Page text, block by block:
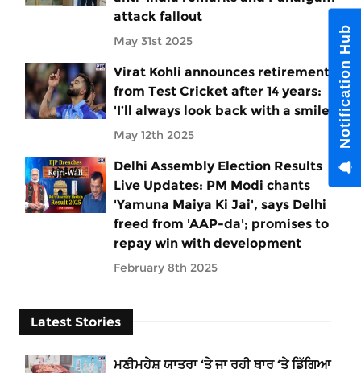
attack fallout
May 31st 2025
Virat Kohli announces retirement
from Test Cricket after 14 years:
'I’ll always look back with a smile'
May 12th 2025
Delhi Assembly Election Results
Live Updates: PM Modi chants
'Yamuna Maiya Ki Jai', says Delhi
freed from 'AAP-da'; promises to
repay win with development
February 8th 2025
Latest Stories
ਮਣੀਮਹੇਸ਼ ਯਾਤਰਾ ‘ਤੇ ਜਾ ਰਹੀ ਥਾਰ ‘ਤੇ ਡਿੱਗਿਆ
Notification Hub